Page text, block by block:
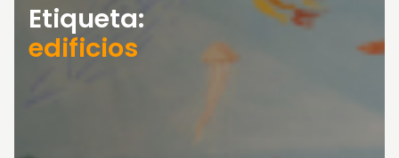
Etiqueta:
edificios